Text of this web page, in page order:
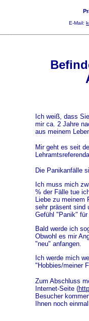
E-Mail:
Ich weiß, dass
mir ca. 2 Jahre
aus meinem
Mir geht es seit
Die Panikanfälle
Ich muss mich
% der Fälle tue
Liebe zu meinem
sehr präsent sind
Gefühl "Panik"
Bald werde ich
Obwohl es mir
"neu" anfangen.
Ich werde mich
"Hobbies/meiner
Zum Abschluss
Internet-Seite (
Besucher
Ihnen noch